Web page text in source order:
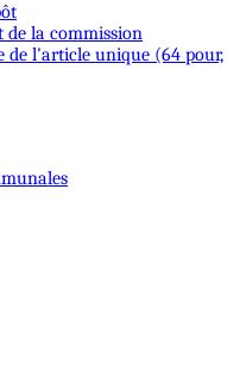
de la commission
de l'article unique (64 pour,